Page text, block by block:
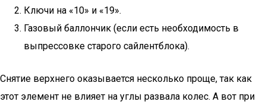
Ключи на «10» и «19».
Газовый баллончик (если есть необходимость в
выпрессовке старого сайлентблока).
Снятие верхнего оказывается несколько проще, так как
этот элемент не влияет на углы развала колес. А вот при